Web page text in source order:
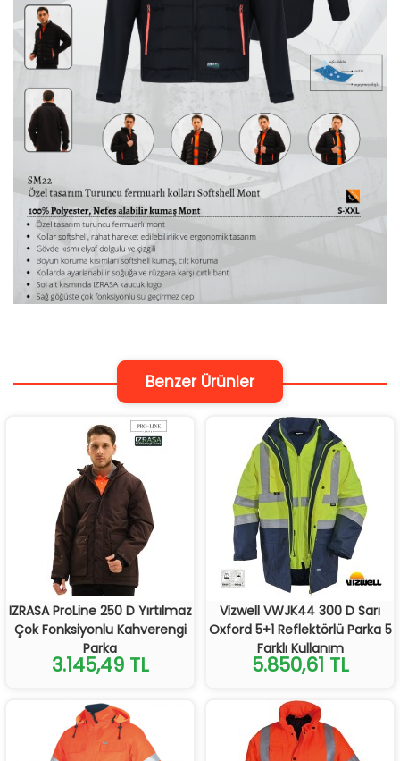
Benzer Ürünler
IZRASA ProLine 250 D Yırtılmaz
Çok Fonksiyonlu Kahverengi
Parka
3.145,49 TL
Vizwell VWJK44 300 D Sarı
Oxford 5+1 Reflektörlü Parka 5
Farklı Kullanım
5.850,61 TL